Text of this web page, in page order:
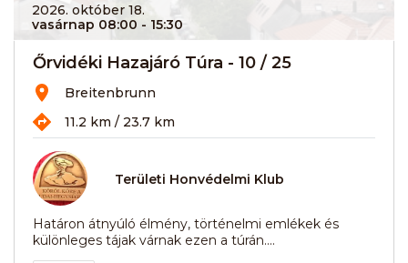
2026. október 18.
vasárnap 08:00 - 15:30
Őrvidéki Hazajáró Túra - 10 / 25
Breitenbrunn
11.2 km / 23.7 km
Területi Honvédelmi Klub
Határon átnyúló élmény, történelmi emlékek és
különleges tájak várnak ezen a túrán....